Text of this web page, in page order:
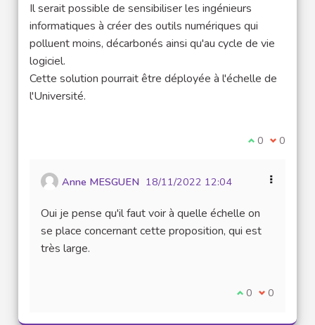
Il serait possible de sensibiliser les ingénieurs
informatiques à créer des outils numériques qui
polluent moins, décarbonés ainsi qu'au cycle de vie
logiciel.
Cette solution pourrait être déployée à l'échelle de
l'Université.
Je suis
0 Je ne
0
Anne MESGUEN 18/11/2022 12:04
Oui je pense qu'il faut voir à quelle échelle on
se place concernant cette proposition, qui est
très large.
Je suis d'accord
0 Je ne suis
0